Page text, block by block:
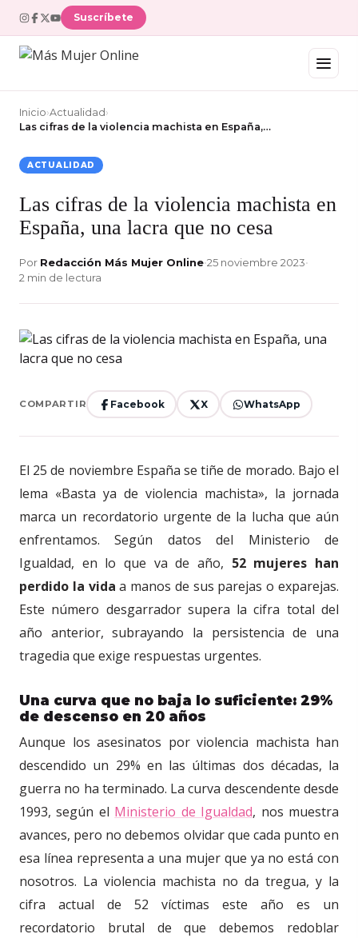
Suscríbete
Inicio›Actualidad ›
Las cifras de la violencia machista en España,…
ACTUALIDAD
Las cifras de la violencia machista en
España, una lacra que no cesa
Por Redacción Más Mujer Online•25 noviembre 2023•
2 min de lectura
COMPARTIR Facebook X WhatsApp
El 25 de noviembre España se tiñe de morado. Bajo el
lema «Basta ya de violencia machista», la jornada
marca un recordatorio urgente de la lucha que aún
enfrentamos. Según datos del Ministerio de
Igualdad, en lo que va de año, 52 mujeres han
perdido la vida a manos de sus parejas o exparejas.
Este número desgarrador supera la cifra total del
año anterior, subrayando la persistencia de una
tragedia que exige respuestas urgentes.
Una curva que no baja lo suficiente: 29%
de descenso en 20 años
Aunque los asesinatos por violencia machista han
descendido un 29% en las últimas dos décadas, la
guerra no ha terminado. La curva descendente desde
1993, según el Ministerio de Igualdad, nos muestra
avances, pero no debemos olvidar que cada punto en
esa línea representa a una mujer que ya no está con
nosotros. La violencia machista no da tregua, y la
cifra actual de 52 víctimas este año es un
recordatorio brutal de que debemos redoblar